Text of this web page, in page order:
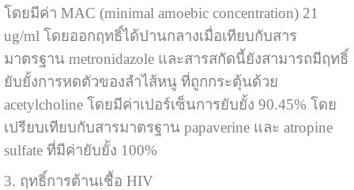
โดยมีค่า MAC (minimal amoebic concentration) 21
ug/ml โดยออกฤทธิ์ได้ปานกลางเมื่อเทียบกับสาร
มาตรฐาน metronidazole และสารสกัดนี้ยังสามารถมีฤทธิ์
ยับยั้งการหดตัวของลำไส้หนู ที่ถูกกระตุ้นด้วย
acetylcholine โดยมีค่าเปอร์เซ็นการยับยั้ง 90.45% โดย
เปรียบเทียบกับสารมาตรฐาน papaverine และ atropine
sulfate ที่มีค่ายับยั้ง 100%
3. ฤทธิ์การต้านเชื้อ HIV